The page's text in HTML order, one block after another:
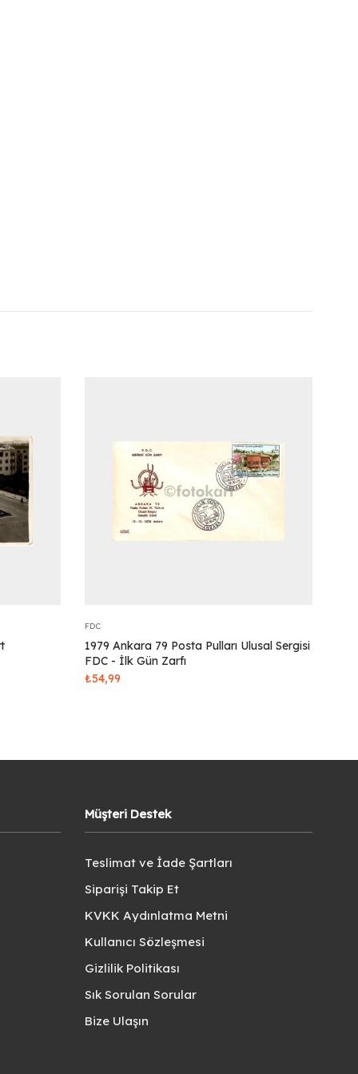
FDC
1979 Ankara 79 Posta Pulları Ulusal Sergisi
FDC - İlk Gün Zarfı
₺54,99
Müşteri Destek
Teslimat ve İade Şartları
Siparişi Takip Et
KVKK Aydınlatma Metni
Kullanıcı Sözleşmesi
Gizlilik Politikası
Sık Sorulan Sorular
Bize Ulaşın